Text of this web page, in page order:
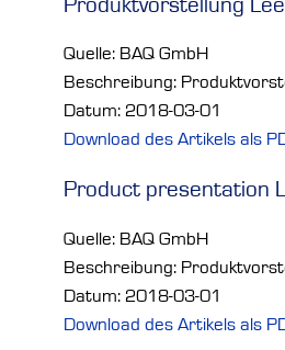
Quelle: BAQ GmbH
Beschreibung:
Datum: 2018-03-01
Download des Artikels als
Product presentation
Quelle: BAQ GmbH
Beschreibung:
Datum: 2018-03-01
Download des Artikels als